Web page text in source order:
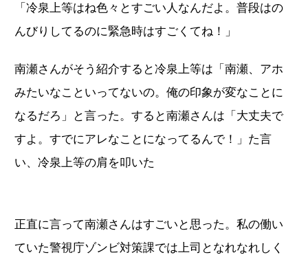
「冷泉上等はね色々とすごい人なんだよ。普段はの
んびりしてるのに緊急時はすごくてね！」
南瀬さんがそう紹介すると冷泉上等は「南瀬、アホ
みたいなこといってないの。俺の印象が変なことに
なるだろ」と言った。すると南瀬さんは「大丈夫で
すよ。すでにアレなことになってるんで！」た言
い、冷泉上等の肩を叩いた
正直に言って南瀬さんはすごいと思った。私の働い
ていた警視庁ゾンビ対策課では上司となれなれしく